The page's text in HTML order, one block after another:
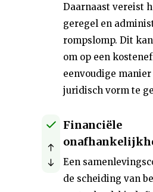
Daarnaast vereist
geregel en
rompslomp. Dit
om op een
eenvoudige
juridisch vorm te
Financiële
Een
de scheiding van